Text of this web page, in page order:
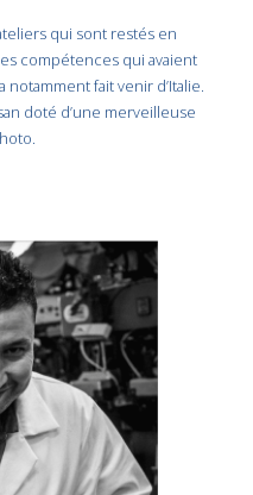
qui sont restés en
compétences qui avaient
fait venir d’Italie.
doté d’une merveilleuse